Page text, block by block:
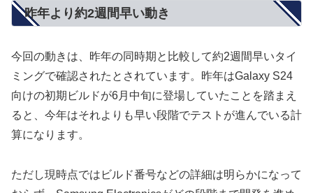
昨年より約2週間早い動き
今回の動きは、昨年の同時期と比較して約2週間早いタイ
ミングで確認されたとされています。昨年はGalaxy S24
向けの初期ビルドが6月中旬に登場していたことを踏まえ
ると、今年はそれよりも早い段階でテストが進んでいる計
算になります。
ただし現時点ではビルド番号などの詳細は明らかになって